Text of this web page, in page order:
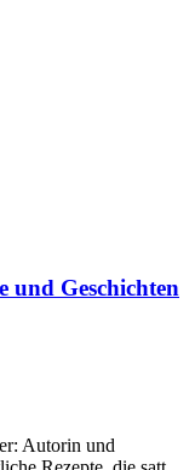
und Geschichten
Autorin und